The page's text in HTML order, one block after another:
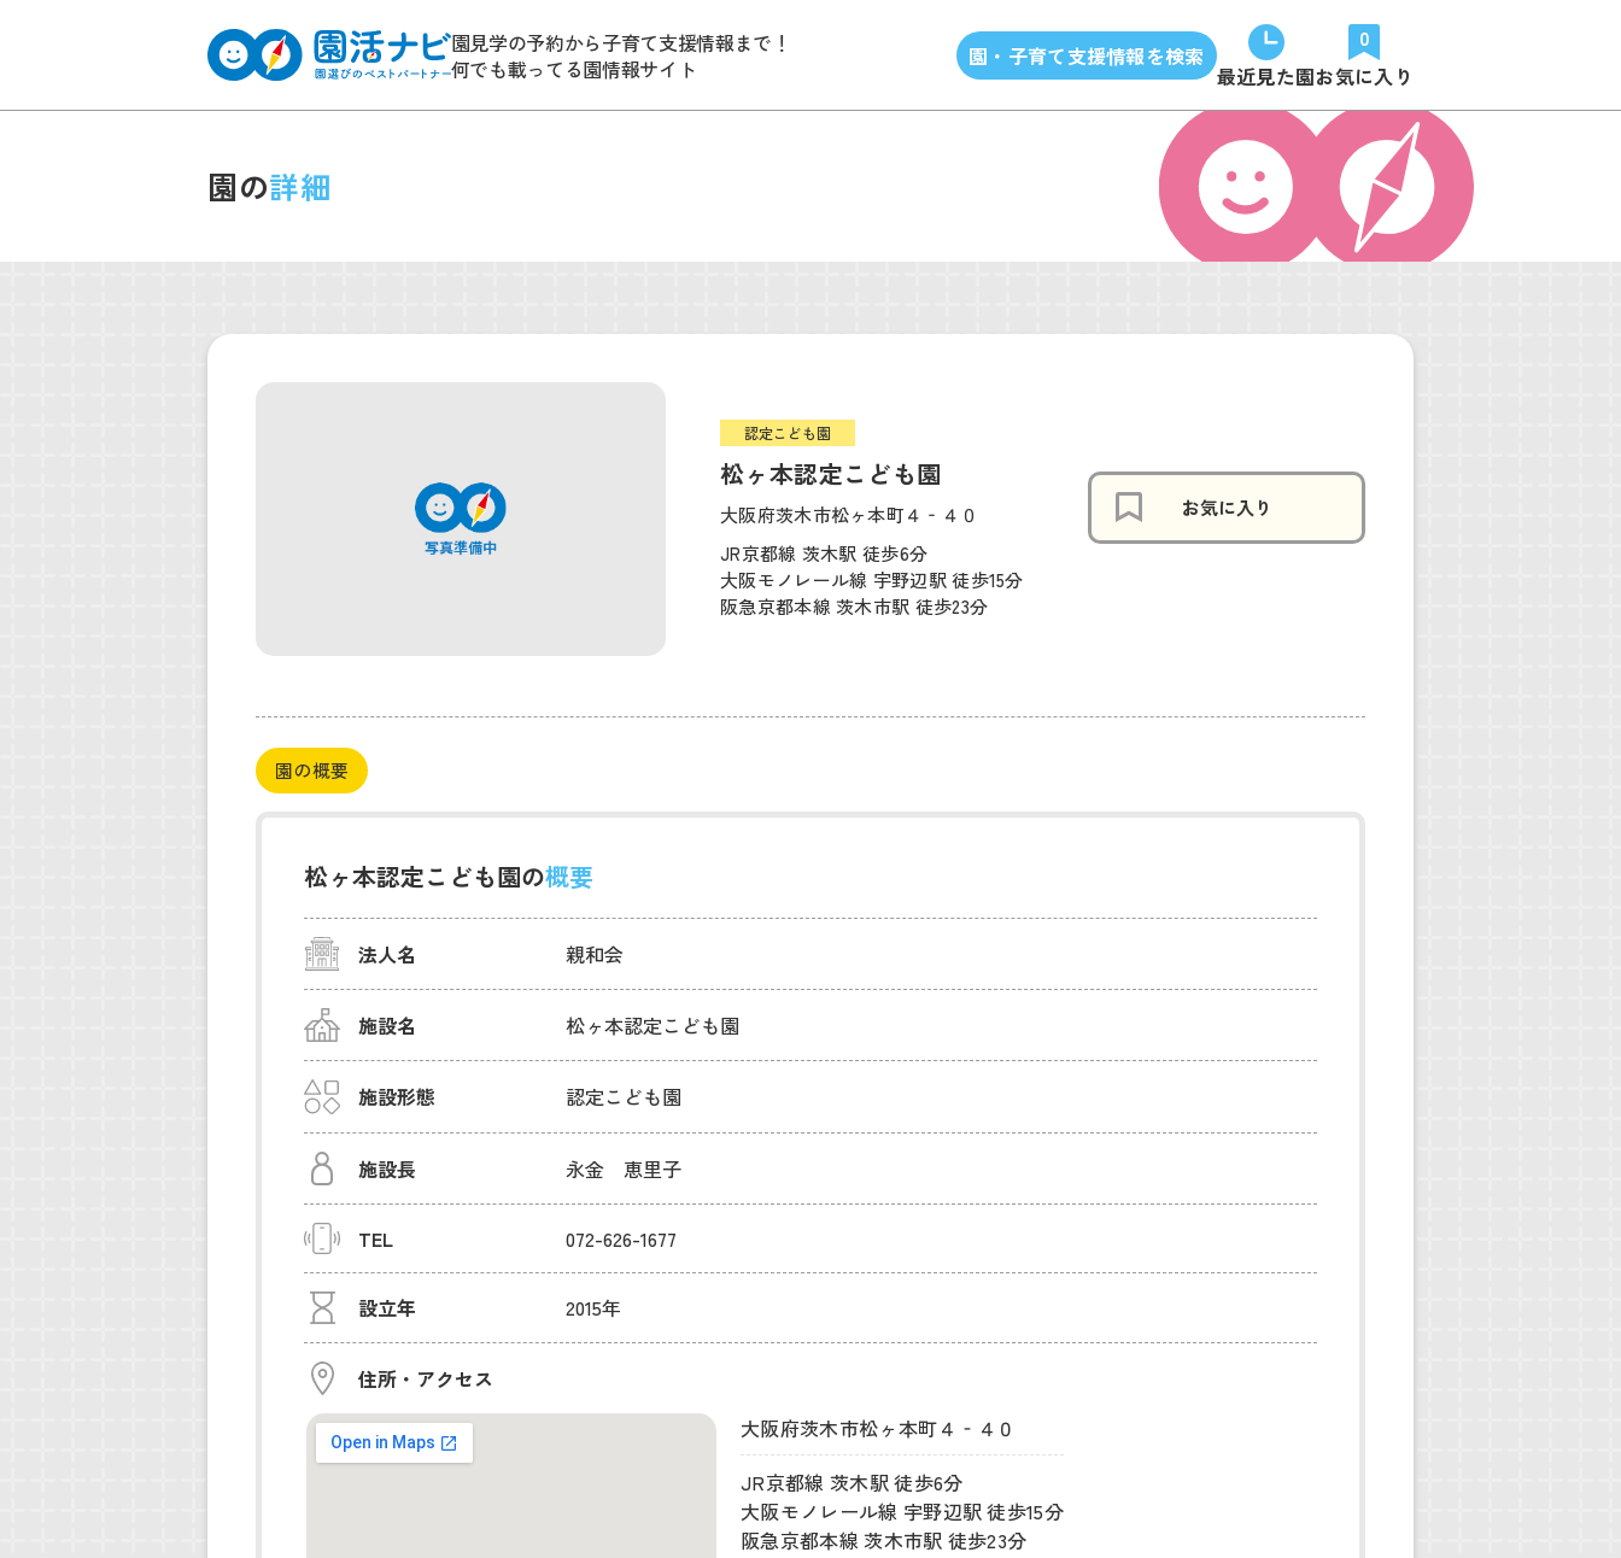
園見学の予約から子育て支援情報まで！
何でも載ってる園情報サイト
園・子育て支援情報を検索
最近見た園
0
お気に入り
園の詳細
松ヶ本認定こども園
認定こども園
大阪府茨木市松ヶ本町４‐４０
JR京都線 茨木駅 徒歩6分
大阪モノレール線 宇野辺駅 徒歩15分
阪急京都本線 茨木市駅 徒歩23分
お気に入り
園の概要
松ヶ本認定こども園の概要
法人名 親和会
施設名 松ヶ本認定こども園
施設形態 認定こども園
施設長 永金 恵里子
TEL 072-626-1677
設立年 2015年
住所・アクセス
大阪府茨木市松ヶ本町４‐４０
JR京都線 茨木駅 徒歩6分
大阪モノレール線 宇野辺駅 徒歩15分
阪急京都本線 茨木市駅 徒歩23分